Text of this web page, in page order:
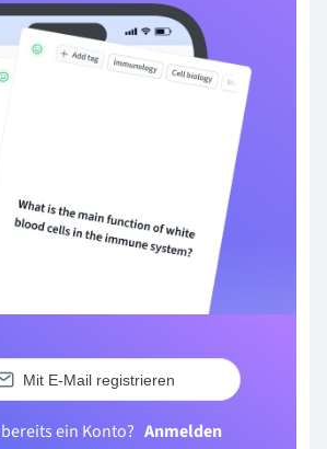
Mit E-Mail registrieren
ein Konto? Anmelden